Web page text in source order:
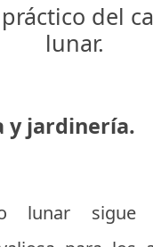
del
lunar.
y jardinería.
lunar sigue